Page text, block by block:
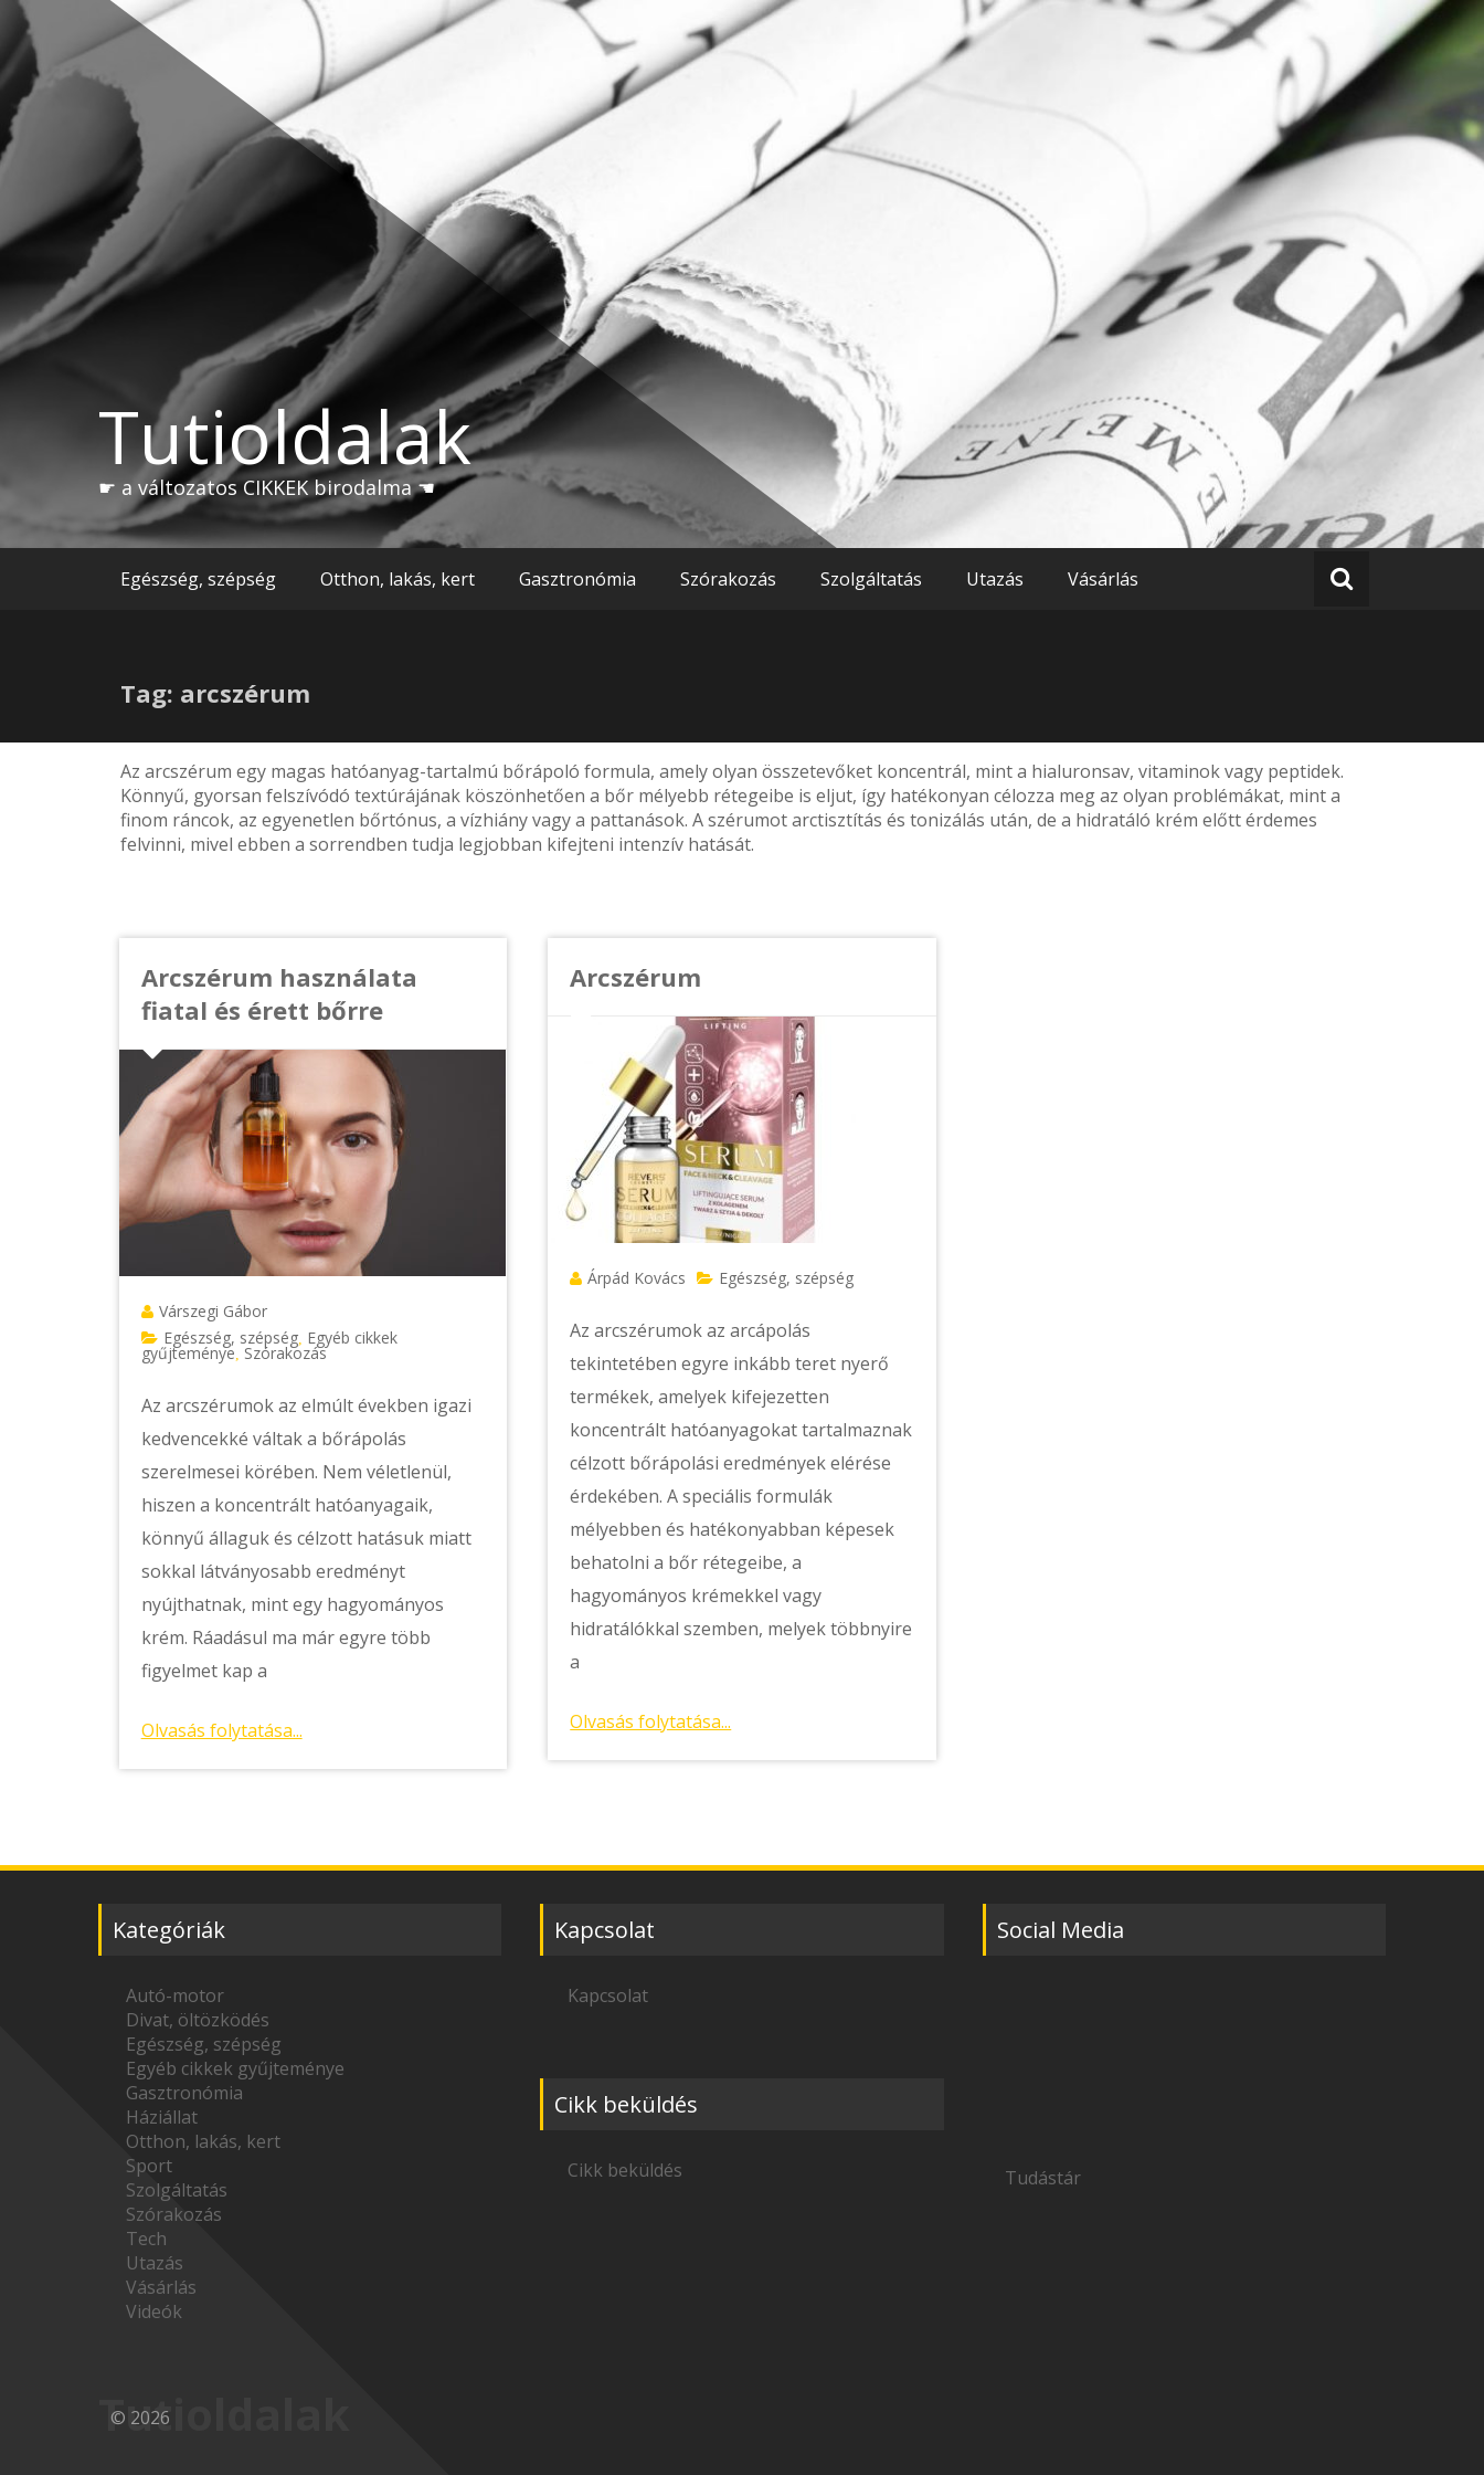
Skip
content
Tutioldalak
☛ a változatos CIKKEK birodalma ☚
Egészség, szépség Otthon, lakás, kert Gasztronómia Szórakozás Szolgáltatás Utazás Vásárlás
Tag: arcszérum
Az arcszérum egy magas hatóanyag-tartalmú bőrápoló formula, amely olyan összetevőket koncentrál, mint a hialuronsav, vitaminok vagy peptidek.
Könnyű, gyorsan felszívódó textúrájának köszönhetően a bőr mélyebb rétegeibe is eljut, így hatékonyan célozza meg az olyan problémákat, mint a
finom ráncok, az egyenetlen bőrtónus, a vízhiány vagy a pattanások. A szérumot arctisztítás és tonizálás után, de a hidratáló krém előtt érdemes
felvinni, mivel ebben a sorrendben tudja legjobban kifejteni intenzív hatását.
Arcszérum használata
fiatal és érett bőrre
Várszegi Gábor
Egészség, szépség, Egyéb cikkek
gyűjteménye Szórakozás
Az arcszérumok az elmúlt években igazi
kedvencekké váltak a bőrápolás
szerelmesei körében. Nem véletlenül,
hiszen a koncentrált hatóanyagaik,
könnyű állaguk és célzott hatásuk miatt
sokkal látványosabb eredményt
nyújthatnak, mint egy hagyományos
krém. Ráadásul ma már egyre több
figyelmet kap a
Olvasás folytatása...
Arcszérum
Árpád Kovács Egészség, szépség
Az arcszérumok az arcápolás
tekintetében egyre inkább teret nyerő
termékek, amelyek kifejezetten
koncentrált hatóanyagokat tartalmaznak
célzott bőrápolási eredmények elérése
érdekében. A speciális formulák
mélyebben és hatékonyabban képesek
behatolni a bőr rétegeibe, a
hagyományos krémekkel vagy
hidratálókkal szemben, melyek többnyire
a
Olvasás folytatása...
Kategóriák
Autó-motor
Divat, öltözködés
Egészség, szépség
Egyéb cikkek gyűjteménye
Gasztronómia
Háziállat
Otthon, lakás, kert
Sport
Szolgáltatás
Szórakozás
Tech
Utazás
Vásárlás
Videók
Kapcsolat
Kapcsolat
Cikk beküldés
Cikk beküldés
Social Media
Tudástár
Tutioldalak
© 2026